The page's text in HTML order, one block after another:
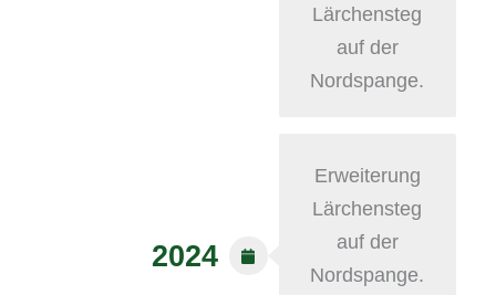
Lärchensteg
auf der
Nordspange.
Erweiterung
Lärchensteg
auf der
Nordspange.
2024